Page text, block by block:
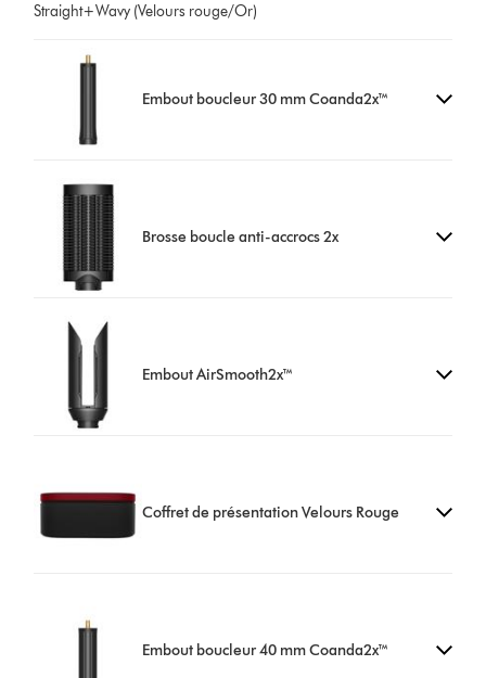
Straight+Wavy (Velours rouge/Or)
Embout boucleur 30 mm Coanda2x™
Brosse boucle anti-accrocs 2x
Embout AirSmooth2x™
Coffret de présentation Velours Rouge
Embout boucleur 40 mm Coanda2x™